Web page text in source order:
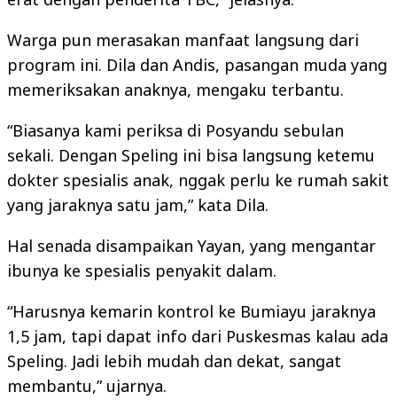
Warga pun merasakan manfaat langsung dari
program ini. Dila dan Andis, pasangan muda yang
memeriksakan anaknya, mengaku terbantu.
“Biasanya kami periksa di Posyandu sebulan
sekali. Dengan Speling ini bisa langsung ketemu
dokter spesialis anak, nggak perlu ke rumah sakit
yang jaraknya satu jam,” kata Dila.
Hal senada disampaikan Yayan, yang mengantar
ibunya ke spesialis penyakit dalam.
“Harusnya kemarin kontrol ke Bumiayu jaraknya
1,5 jam, tapi dapat info dari Puskesmas kalau ada
Speling. Jadi lebih mudah dan dekat, sangat
membantu,” ujarnya.